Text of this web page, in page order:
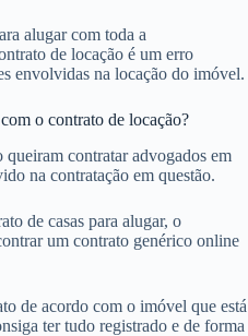
alugar com toda a
de locação é um erro
envolvidas na locação do imóvel.
o contrato de locação?
queiram contratar advogados em
na contratação em questão.
de casas para alugar, o
um contrato genérico online
de acordo com o imóvel que está
ter tudo registrado e de forma